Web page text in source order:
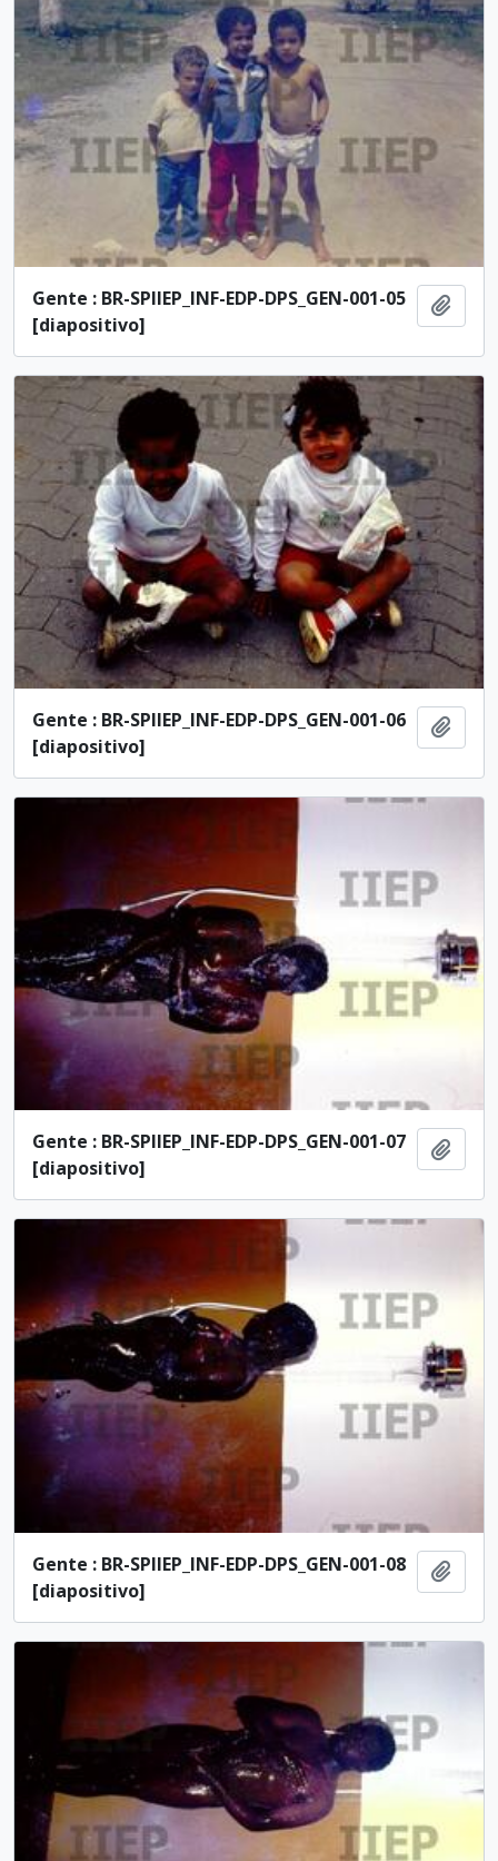
Gente : BR-SPIIEP_INF-EDP-DPS_GEN-001-05
[diapositivo]
Gente : BR-SPIIEP_INF-EDP-DPS_GEN-001-06
[diapositivo]
Gente : BR-SPIIEP_INF-EDP-DPS_GEN-001-07
[diapositivo]
Gente : BR-SPIIEP_INF-EDP-DPS_GEN-001-08
[diapositivo]